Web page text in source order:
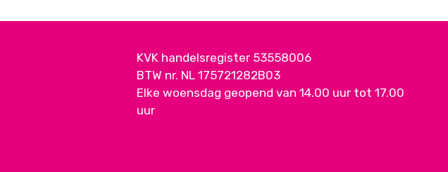
KVK handelsregister 53558006
BTW nr. NL 175721282B03
Elke woensdag geopend van 14.00 uur tot 17.00
uur